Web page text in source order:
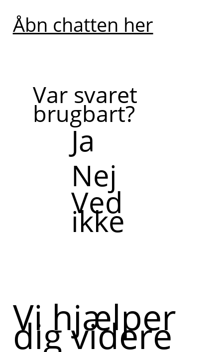
Åbn chatten her
Var svaret
brugbart?
Ja
Nej
Ved
ikke
Vi hjælper
dig videre